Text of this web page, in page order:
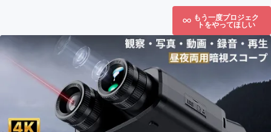
もう一度プロジェク
トをやってほしい